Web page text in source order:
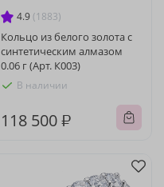
4.9 (1883)
Кольцо из белого золота с
синтетическим алмазом
0.06 г (Арт. К003)
В наличии
118 500 ₽